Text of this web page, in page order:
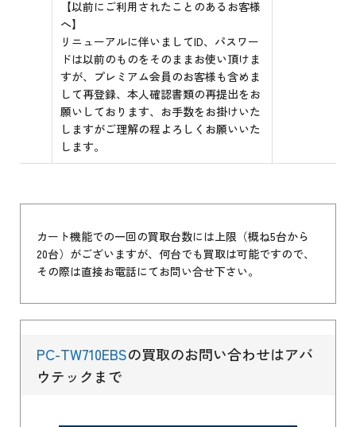
【以前にご利用されたことのあるお客様
へ】
リニューアルに伴いましてID、パスワー
ドは以前のものをそのままお使い頂けま
すが、プレミアム会員のお客様も含めま
して再登録、本人確認書類の再提出をお
願いしております、お手数をお掛けいた
しますがご理解の程よろしくお願いいた
します。
カート機能での一回の買取台数には上限（概ね5台から
20台）がございますが、何台でも買取は可能ですので、
その際は直接お電話にてお問い合せ下さい。
PC-TW710EBSの買取のお問い合わせはアバ
ウテックまで